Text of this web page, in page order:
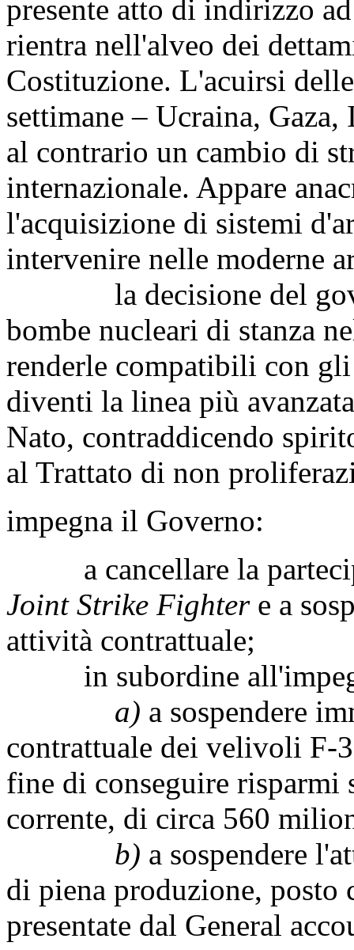
presente atto di indirizzo
rientra nell'alveo dei
Costituzione. L'acuirsi
settimane – Ucraina,
al contrario un cambio di
internazionale. Appare
l'acquisizione di sistemi
intervenire nelle moderne
la decisione del
bombe nucleari di stanza
renderle compatibili con
diventi la linea più
Nato, contraddicendo
al Trattato di non
impegna il Governo:
a cancellare la
Joint Strike Fightere a
attività contrattuale;
in subordine
a) a sospendere
contrattuale dei velivoli F-
fine di conseguire risparmi
corrente, di circa 560
b) a sospendere
di piena produzione, posto
presentate dal General